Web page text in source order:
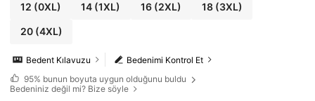
12 (0XL) 14 (1XL) 16(2XL) 18(3XL)
20(4XL)
Bedenimi Kontrol Et
Bedent Kılavuzu
95% bunun boyuta uygun olduğunu buldu
Bedeniniz değil mi? Bize söyle